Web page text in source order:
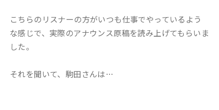
こちらのリスナーの方がいつも仕事でやっているよう
な感じで、実際のアナウンス原稿を読み上げてもらいま
した。
それを聞いて、駒田さんは…